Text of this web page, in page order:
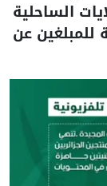
الساحلية
للمبلغين عن